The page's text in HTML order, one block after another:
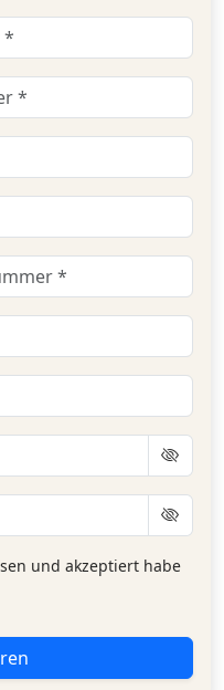
und akzeptiert habe